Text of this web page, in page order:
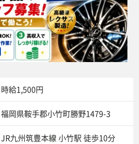
時給1,500円
福岡県鞍手郡小竹町勝野1479-3
JR九州筑豊本線 小竹駅 徒歩10分